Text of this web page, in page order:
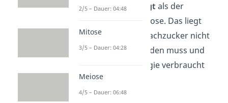
dabei eherbevorzugt als der
Zweifachzucker Lactose. Das liegt
daran, dass der Einfachzucker nicht
mehr gespalten werden muss und
daher weniger Energie verbraucht
wird.
2/5 – Dauer: 04:48
Mitose
3/5 – Dauer: 04:28
Meiose
4/5 – Dauer: 06:48